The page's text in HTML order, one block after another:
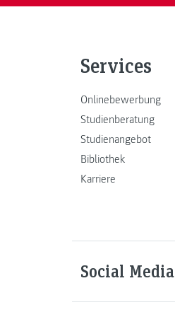
Services
Onlinebewerbung
Studienberatung
Studienangebot
Bibliothek
Karriere
Social Media